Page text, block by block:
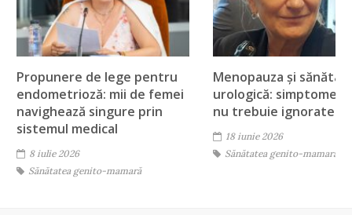
Propunere de lege pentru
endometrioză: mii de femei
navighează singure prin
sistemul medical
8 iulie 2026
Sănătatea genito-mamară
Menopauza și
urologică: simptomele
nu trebuie ignorate
18 iunie 2026
Sănătatea genito-mamară